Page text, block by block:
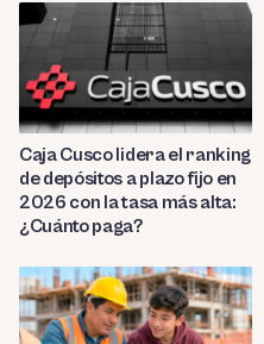
Caja Cusco lidera el ranking
de depósitos a plazo fijo en
2026 con la tasa más alta:
¿Cuánto paga?